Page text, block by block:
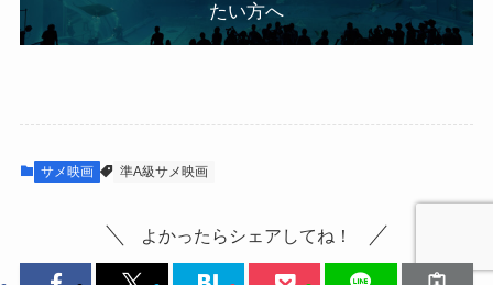
たい方へ
サメ映画 準A級サメ映画
よかったらシェアしてね！